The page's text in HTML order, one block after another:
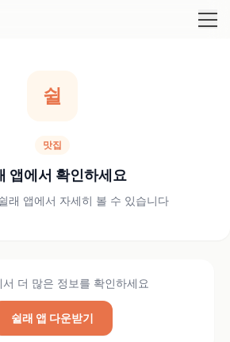
쉴
맛집
앱에서 확인하세요
래 앱에서 자세히 볼 수 있습니다
서 더 많은 정보를 확인하세요
쉴래 앱 다운받기